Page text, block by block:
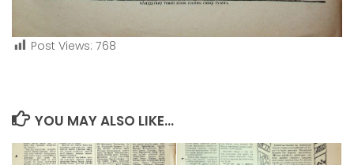
Post Views: 768
YOU MAY ALSO LIKE...